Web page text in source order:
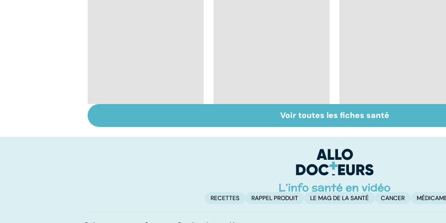
bonnes résolutions
Ostéoporose :
préserver le capital
Muscler ses abdos
pour retrouver un
Voir toutes les fiches santé
RECETTES RAPPEL PRODUIT LE MAG DE LA SANTÉ CANCER